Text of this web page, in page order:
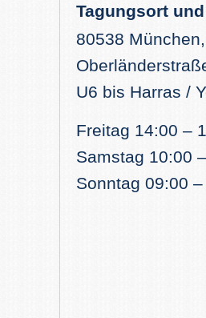
Tagungsort
80538
U6 bis Harras /
Freitag 14:00 –
Samstag 10:00
Sonntag 09:00